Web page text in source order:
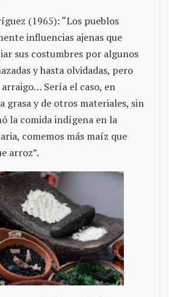
(1965): “Los pueblos
influencias ajenas que
sus costumbres por algunos
y hasta olvidadas, pero
Sería el caso, en
grasa y de otros materiales, sin
la comida indígena en la
comemos más maíz que
arroz”.